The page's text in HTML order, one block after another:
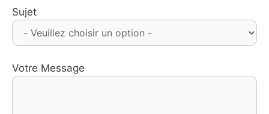
Sujet
Votre Message